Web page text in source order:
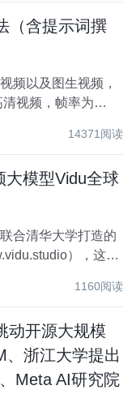
（含提示词撰
视频，帧率为
钟的视频。接下来我
14371阅读
大模型Vidu全球
合清华大学打造的
），这也
秒和8秒两种时长选
1160阅读
动开源大规模
浙江大学提出
Meta AI研究院